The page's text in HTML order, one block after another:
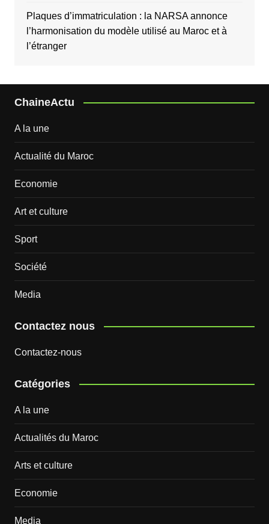
Plaques d’immatriculation : la NARSA annonce
l’harmonisation du modèle utilisé au Maroc et à
l’étranger
ChaineActu
A la une
Actualité du Maroc
Economie
Art et culture
Sport
Société
Media
Contactez nous
Contactez-nous
Catégories
A la une
Actualités du Maroc
Arts et culture
Economie
Media